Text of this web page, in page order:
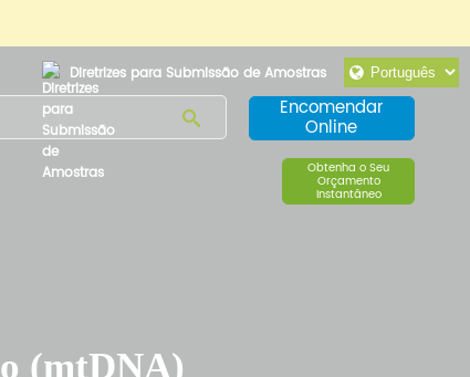
Diretrizes para Submissão de Amostras
Encomendar
Online
Obtenha o Seu
Orçamento
Instantâneo
(mtDNA)